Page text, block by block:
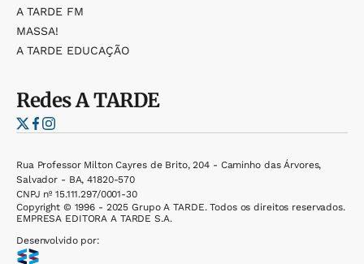
A TARDE FM
MASSA!
A TARDE EDUCAÇÃO
RedesA TARDE
Rua Professor Milton Cayres de Brito, 204 - Caminho das Árvores,
Salvador - BA, 41820-570
CNPJ nº 15.111.297/0001-30
Copyright © 1996 - 2025 Grupo A TARDE. Todos os direitos reservados.
EMPRESA EDITORA A TARDE S.A.
Desenvolvido por: